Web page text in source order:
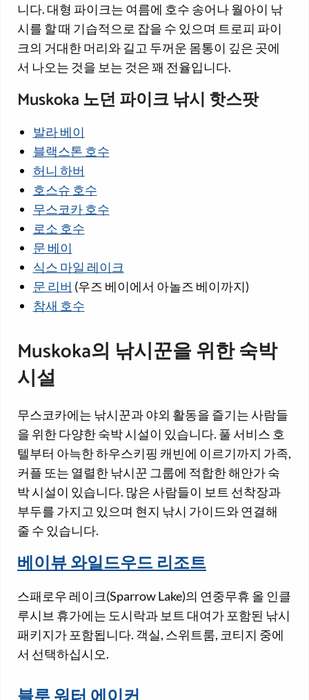
니다. 대형 파이크는 여름에 호수 송어나 월아이 낚
시를 할 때 기습적으로 잡을 수 있으며 트로피 파이
크의 거대한 머리와 길고 두꺼운 몸통이 깊은 곳에
서 나오는 것을 보는 것은 꽤 전율입니다.
Muskoka 노던 파이크 낚시 핫스팟
발라 베이
블랙스톤 호수
허니 하버
호스슈 호수
무스코카 호수
로소 호수
문 베이
식스 마일 레이크
문 리버 (우즈 베이에서 아놀즈 베이까지)
참새 호수
Muskoka의 낚시꾼을 위한 숙박
시설
무스코카에는 낚시꾼과 야외 활동을 즐기는 사람들
을 위한 다양한 숙박 시설이 있습니다. 풀 서비스 호
텔부터 아늑한 하우스키핑 캐빈에 이르기까지 가족,
커플 또는 열렬한 낚시꾼 그룹에 적합한 해안가 숙
박 시설이 있습니다. 많은 사람들이 보트 선착장과
부두를 가지고 있으며 현지 낚시 가이드와 연결해
줄 수 있습니다.
베이뷰 와일드우드 리조트
스패로우 레이크(Sparrow Lake)의 연중무휴 올 인클
루시브 휴가에는 도시락과 보트 대여가 포함된 낚시
패키지가 포함됩니다. 객실, 스위트룸, 코티지 중에
서 선택하십시오.